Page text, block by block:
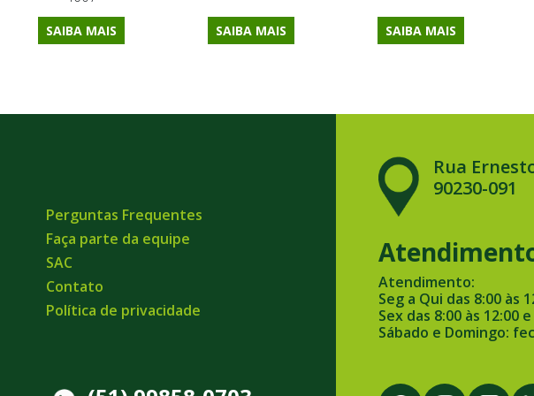
SAIBA MAIS SAIBA MAIS SAIBA MAIS
Perguntas Frequentes
Faça parte da equipe
SAC
Contato
Política de privacidade
Rua
90230-091
Atendimento:
Seg a Qui das 8:00 às
Sex das 8:00 às 12:00
Sábado e Domingo: